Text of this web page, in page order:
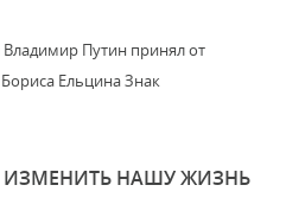
Путин принял от
Ельцина Знак
НАШУ ЖИЗНЬ